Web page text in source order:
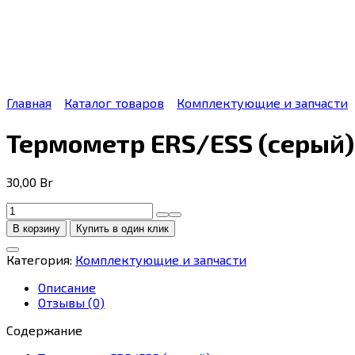
Главная Каталог товаров Комплектующие и запчасти
Термометр ERS/ESS
30,00 Br
Количество
товара
Термометр
ERS/ESS
(серый)
(22)
В корзину Купить в один клик
Категория: Комплектующие и запчасти
Описание
Отзывы (0)
Содержание